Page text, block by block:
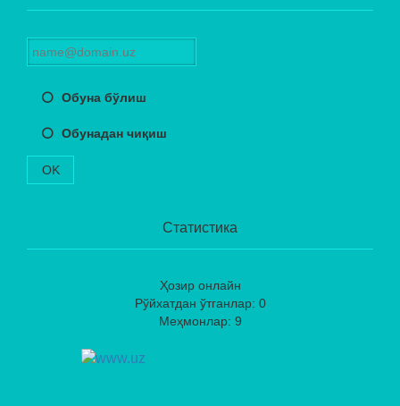
Обуна бўлиш
Обунадан чиқиш
OK
Статистика
Ҳозир онлайн
Рўйхатдан ўтганлар: 0
Меҳмонлар: 9